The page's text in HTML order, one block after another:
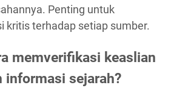
Penting untuk
kritis terhadap setiap sumber.
memverifikasi keaslian
informasi sejarah?